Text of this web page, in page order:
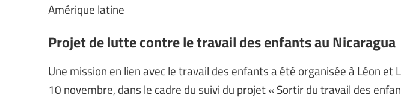
Amérique latine
Projet de lutte contre le travail des enfants au Nicaragua
Une mission en lien avec le travail des enfants a été organisée à Léon et
10 novembre, dans le cadre du suivi du projet « Sortir du travail des